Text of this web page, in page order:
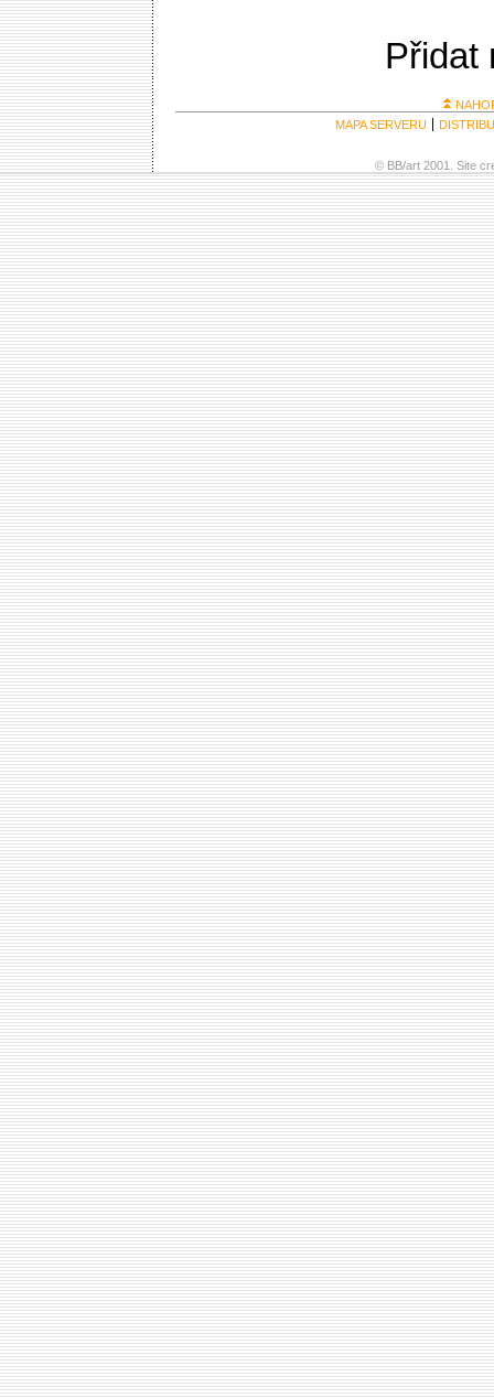
Přidat
MAPA SERVERU
© BB/art 2001. Site